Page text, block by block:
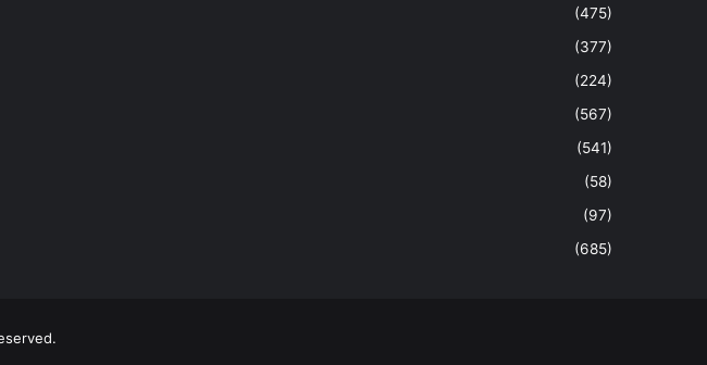
(475)
(377)
(224)
(567)
(541)
(58)
(97)
(685)